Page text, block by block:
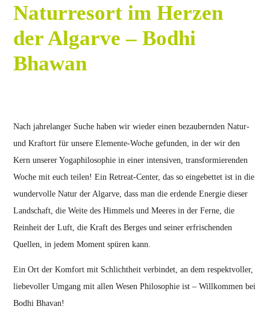
Naturresort im Herzen
der Algarve – Bodhi
Bhawan
Nach jahrelanger Suche haben wir wieder einen bezaubernden Natur-
und Kraftort für unsere Elemente-Woche gefunden, in der wir den
Kern unserer Yogaphilosophie in einer intensiven, transformierenden
Woche mit euch teilen! Ein Retreat-Center, das so eingebettet ist in die
wundervolle Natur der Algarve, dass man die erdende Energie dieser
Landschaft, die Weite des Himmels und Meeres in der Ferne, die
Reinheit der Luft, die Kraft des Berges und seiner erfrischenden
Quellen, in jedem Moment spüren kann.
Ein Ort der Komfort mit Schlichtheit verbindet, an dem respektvoller,
liebevoller Umgang mit allen Wesen Philosophie ist – Willkommen bei
Bodhi Bhavan!